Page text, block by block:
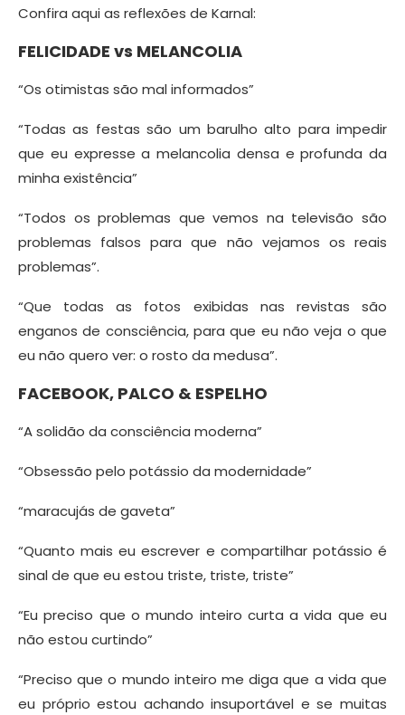
Confira aqui as reflexões de Karnal:
FELICIDADE vs MELANCOLIA
“Os otimistas são mal informados”
“Todas as festas são um barulho alto para impedir
que eu expresse a melancolia densa e profunda da
minha existência”
“Todos os problemas que vemos na televisão são
problemas falsos para que não vejamos os reais
problemas”.
“Que todas as fotos exibidas nas revistas são
enganos de consciência, para que eu não veja o que
eu não quero ver: o rosto da medusa”.
FACEBOOK, PALCO & ESPELHO
“A solidão da consciência moderna”
“Obsessão pelo potássio da modernidade”
“maracujás de gaveta”
“Quanto mais eu escrever e compartilhar potássio é
sinal de que eu estou triste, triste, triste”
“Eu preciso que o mundo inteiro curta a vida que eu
não estou curtindo”
“Preciso que o mundo inteiro me diga que a vida que
eu próprio estou achando insuportável e se muitas